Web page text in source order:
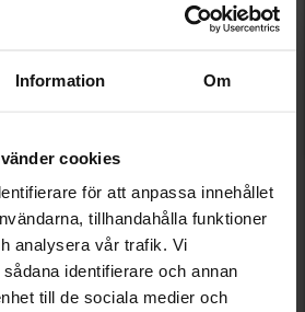
Information Om
cookies
för att anpassa innehållet
tillhandahålla funktioner
analysera vår trafik. Vi
identifierare och annan
till de sociala medier och
+29:-
VARUKORGEN
vid onlineköp.